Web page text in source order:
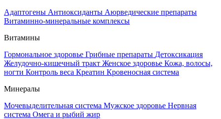
Адаптогены Антиоксиданты Аюрведические препараты
Витаминно-минеральные комплексы
Витамины
Гормональное здоровье Грибные препараты Детоксикация
Желудочно-кишечный тракт Женское здоровье Кожа, волосы,
ногти Контроль веса Креатин Кровеносная система
Минералы
Мочевыделительная система Мужское здоровье Нервная
система Омега и рыбий жир